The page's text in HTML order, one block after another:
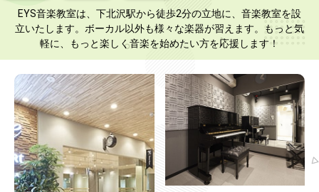
EYS音楽教室は、下北沢駅から徒歩2分の立地に、音楽教室を設
立いたします。ボーカル以外も様々な楽器が習えます。もっと気
軽に、もっと楽しく音楽を始めたい方を応援します！